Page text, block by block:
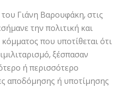
του Γιάνη Βαρουφάκη, στις
την πολιτική και
που υποτίθεται ότι
ξέσπασαν
ή περισσότερο
αποδόμησης ή υποτίμησης